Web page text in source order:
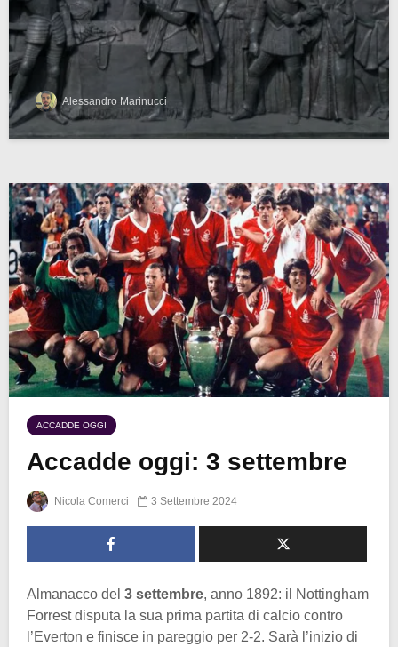
Alessandro Marinucci
ACCADDE OGGI
Accadde oggi: 3 settembre
Nicola Comerci 3 Settembre 2024
Almanacco del 3 settembre, anno 1892: il Nottingham
Forrest disputa la sua prima partita di calcio contro
l’Everton e finisce in pareggio per 2-2. Sarà l’inizio di